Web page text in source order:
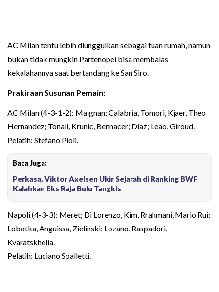
AC Milan tentu lebih diunggulkan sebagai tuan rumah, namun
bukan tidak mungkin Partenopei bisa membalas
kekalahannya saat bertandang ke San S‏iro.
Prakiraan Susunan Pemain:
AC Milan (4-3-1-2): Maignan; Calabria, Tomori, Kjaer, Theo
Hernandez; Tonali, Krunic, Bennacer; Diaz; Leao, Giroud.
Pelatih: Stefano Pioli.
Baca Juga:
Perkasa, Viktor Axelsen Ukir Sejarah di Ranking BWF
Kalahkan Eks Raja Bulu Tangkis
Napoli (4-3-3): Meret; Di Lorenzo, Kim, Rrahmani, Mario Rui;
Lobotka, Anguissa, Zielinski; Lozano, Raspadori,
Kvaratskhelia.
Pelatih: Luciano Spalletti.